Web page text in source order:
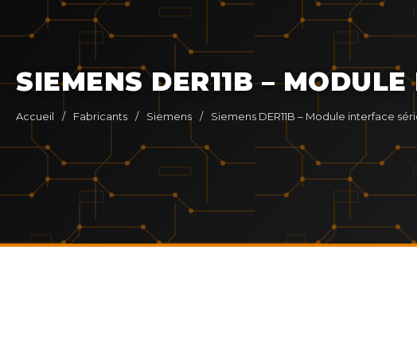
SIEMENS DER11B –
Accueil / Fabricants / Siemens / Siemens DER11B – Module interface